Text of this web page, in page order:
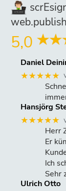
5,0
Daniel
★★★★★
Hansjörg
★★★★★
Herr
Er
Ich
Sehr
Ulrich Otto